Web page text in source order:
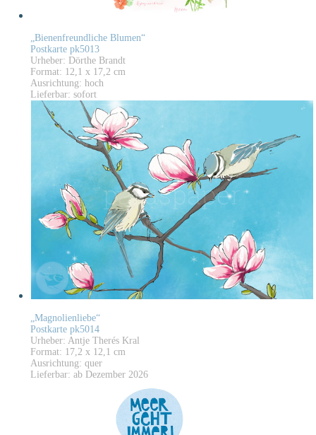
„Bienenfreundliche Blumen“
Postkarte pk5013
Urheber: Dörthe Brandt
Format: 12,1 x 17,2 cm
Ausrichtung: hoch
Lieferbar: sofort
„Magnolienliebe“
Postkarte pk5014
Urheber: Antje Therés Kral
Format: 17,2 x 12,1 cm
Ausrichtung: quer
Lieferbar: ab Dezember 2026